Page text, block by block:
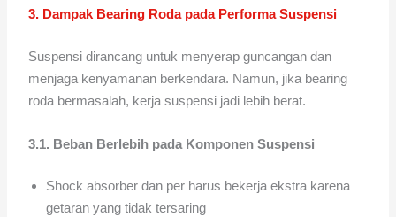
3. Dampak Bearing Roda pada Performa Suspensi
Suspensi dirancang untuk menyerap guncangan dan
menjaga kenyamanan berkendara. Namun, jika bearing
roda bermasalah, kerja suspensi jadi lebih berat.
3.1. Beban Berlebih pada Komponen Suspensi
Shock absorber dan per harus bekerja ekstra karena
getaran yang tidak tersaring